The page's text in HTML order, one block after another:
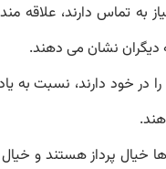
به تماس دارند،
دیگران نشان می دهند.
در خود دارند، نسبت
خیال پرداز هستند و